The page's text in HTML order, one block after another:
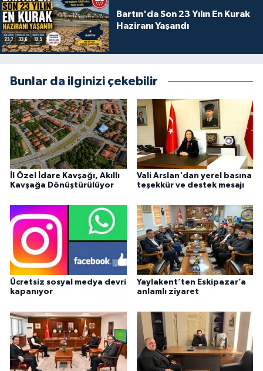
Bartın'da Son 23 Yılın En Kurak
Haziranı Yaşandı
Bunlar da ilginizi çekebilir
İl Özel İdare Kavşağı, Akıllı
Kavşağa Dönüştürülüyor
Vali Arslan'dan yerel basına
teşekkür ve destek mesajı
Ücretsiz sosyal medya devri
kapanıyor
Yaylakent’ten Eskipazar’a
anlamlı ziyaret